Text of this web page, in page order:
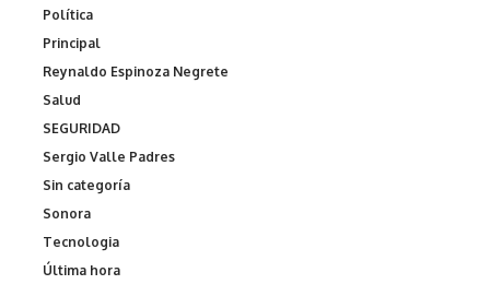
Política
Principal
Reynaldo Espinoza Negrete
Salud
SEGURIDAD
Sergio Valle Padres
Sin categoría
Sonora
Tecnologia
Última hora